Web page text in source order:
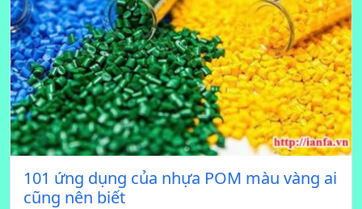
101 ứng dụng của nhựa POM màu vàng ai
cũng nên biết